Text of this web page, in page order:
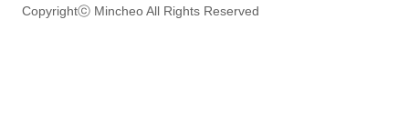
Copyrightⓒ Mincheo All Rights Reserved